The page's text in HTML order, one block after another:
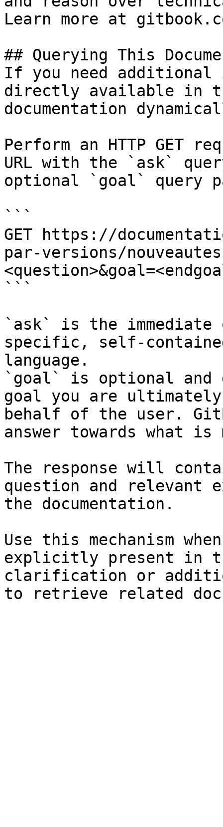
Learn more at
## Querying This
If you need
directly available in
documentation
Perform an HTTP GET
URL with the `ask`
optional `goal` query
```
GET https://
par-versions/
```
`ask` is the
specific, self-
language.
`goal` is optional and
goal you are
behalf of the user.
answer towards what
The response will
question and relevant
the documentation.
Use this mechanism
explicitly present in
clarification or